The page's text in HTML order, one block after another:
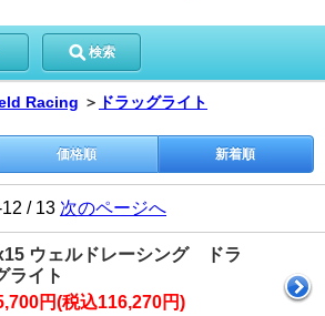
検索
Racing ＞ ドラッグライト
価格順 新着順
/ 13 次のページへ
ウェルドレーシング ドラ
ライト
円(税込116,270円)